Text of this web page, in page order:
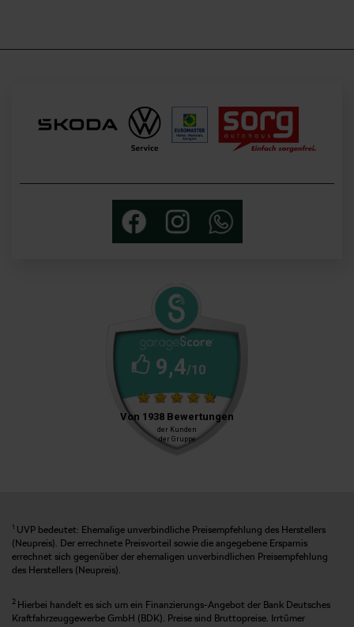
1 UVP bedeutet: Ehemalige unverbindliche Preisempfehlung des Herstellers
(Neupreis). Der errechnete Preisvorteil sowie die angegebene Ersparnis
errechnet sich gegenüber der ehemaligen unverbindlichen Preisempfehlung
des Herstellers (Neupreis).
2 Hierbei handelt es sich um ein Finanzierungs-Angebot der Bank Deutsches
Kraftfahrzeuggewerbe GmbH (BDK). Preise sind Bruttopreise. Irrtümer